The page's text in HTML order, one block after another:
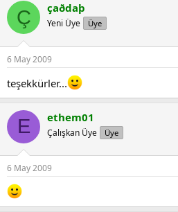
Ç çaðdaþ
Yeni Üye Üye
6 May 2009
teşekkürler...
E ethem01
Çalışkan Üye Üye
6 May 2009